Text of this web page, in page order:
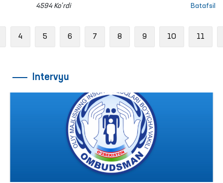
O‘zbekiston Respublikasi Sog‘likni saqlash vazirligi,
4594 Ko'rdi Batafsil
4 5 6 7 8 9 10 11
Intervyu